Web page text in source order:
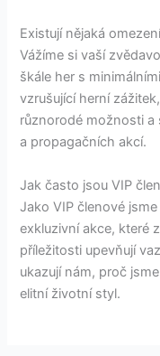
Existují nějaká
Vážíme si vaší
škále her s
vzrušující herní
různorodé možnosti a
a propagačních akcí.
Jak často jsou VIP
Jako VIP členové
exkluzivní akce, které
příležitosti upevňují
ukazují nám, proč
elitní životní styl.